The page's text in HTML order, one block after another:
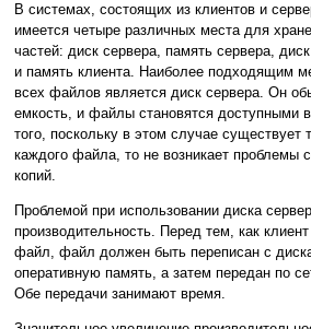
В системах, состоящих из клиентов и
имеется четыре различных места для
частей: диск сервера, память сервера,
и память клиента. Наиболее подходящим
всех файлов является диск сервера. Он
емкость, и файлы становятся доступными
того, поскольку в этом случае существует
каждого файла, то не возникает проблемы
копий.
Проблемой при использовании диска
производительность. Перед тем, как
файл, файл должен быть переписан с
оперативную память, а затем передан по
Обе передачи занимают время.